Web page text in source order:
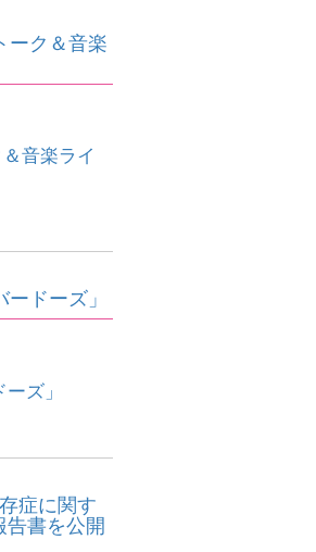
ク＆音楽
音楽ライ
ドーズ」
ズ」
症に関す
書を公開